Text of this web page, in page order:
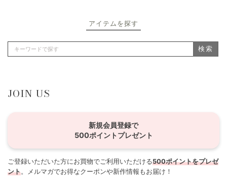
アイテムを探す
検索
JOIN US
新規会員登録で
500ポイントプレゼント
ご登録いただいた方にお買物でご利用いただける500ポイントをプレゼ
ント。メルマガでお得なクーポンや新作情報もお届け！